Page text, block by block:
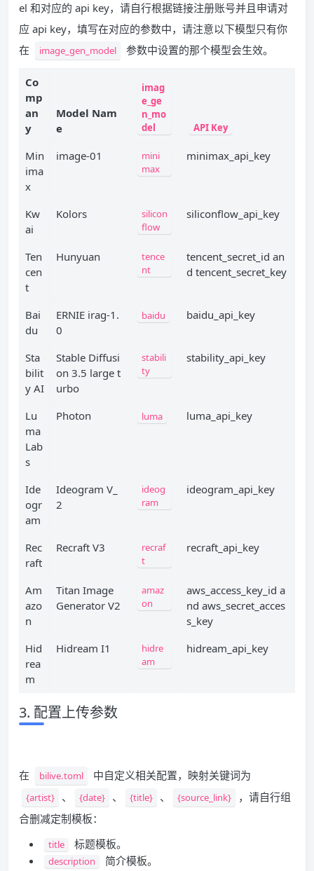
el 和对应的 api key，请自行根据链接注册账号并且申请对
应 api key，填写在对应的参数中，请注意以下模型只有你
在
image_gen_model 参数中设置的那个模型会生效。
Co
mp
an
y
Model Nam
e
imag
e_ge
n_mo
del
API Key
Min
ima
x
image-01
mini
max
minimax_api_key
Kw
ai
Kolors
silicon
flow
siliconflow_api_key
Ten
cen
t
Hunyuan
tence
nt
tencent_secret_id an
d tencent_secret_key
Bai
du
ERNIE irag-1.
0
baidu baidu_api_key
Sta
bilit
y AI
Stable Diffusi
on 3.5 large t
urbo
stabili
ty
stability_api_key
Lu
ma
Lab
s
Photon luma luma_api_key
Ide
ogr
am
Ideogram V_
2
ideog
ram
ideogram_api_key
Rec
raft
Recraft V3
recraf
t
recraft_api_key
Am
azo
n
Titan Image
Generator V2
amaz
on
aws_access_key_id a
nd aws_secret_acces
s_key
Hid
rea
m
Hidream I1
hidre
am
hidream_api_key
3. 配置上传参数
在 bilive.toml 中自定义相关配置，映射关键词为
{artist} 、 {date} 、 {title} 、 {source_link}
，请自行组
合删减定制模板：
title 标题模板。
description 简介模板。